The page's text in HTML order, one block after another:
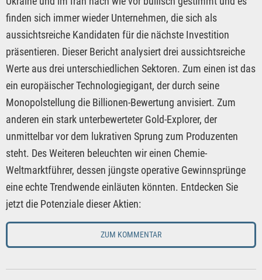
finden sich immer wieder Unternehmen, die sich als
aussichtsreiche Kandidaten für die nächste Investition
präsentieren. Dieser Bericht analysiert drei aussichtsreiche
Werte aus drei unterschiedlichen Sektoren. Zum einen ist das
ein europäischer Technologiegigant, der durch seine
Monopolstellung die Billionen-Bewertung anvisiert. Zum
anderen ein stark unterbewerteter Gold-Explorer, der
unmittelbar vor dem lukrativen Sprung zum Produzenten
steht. Des Weiteren beleuchten wir einen Chemie-
Weltmarktführer, dessen jüngste operative Gewinnsprünge
eine echte Trendwende einläuten könnten. Entdecken Sie
jetzt die Potenziale dieser Aktien:
ZUM KOMMENTAR